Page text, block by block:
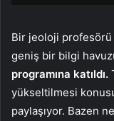
Bir jeoloji profesörü
geniş bir bilgi
programına katıldı.
yükseltilmesi
paylaşıyor. Bazen